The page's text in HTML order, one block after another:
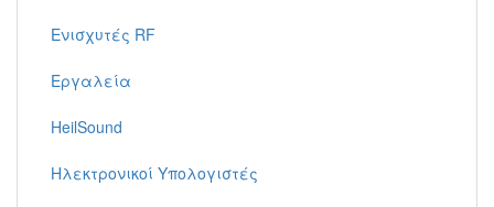
Ενισχυτές RF
Εργαλεία
HeilSound
Ηλεκτρονικοί Υπολογιστές